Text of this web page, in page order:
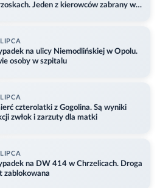
Jeden z kierowców zabrany w
na ulicy Niemodlińskiej w Opolu.
osoby w szpitalu
czterolatki z Gogolina. Są wyniki
zwłok i zarzuty dla matki
na DW 414 w Chrzelicach. Droga
zablokowana